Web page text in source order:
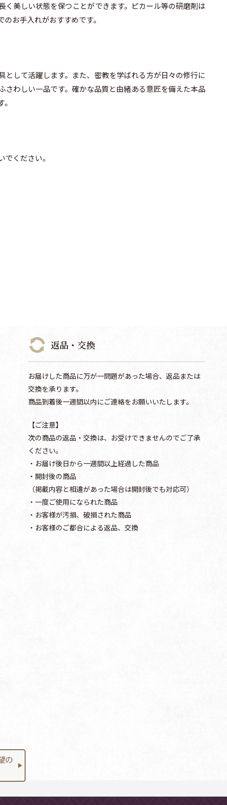
美しい状態を保つことができます。ピカール等の研磨剤は
お手入れがおすすめです。
して活躍します。また、密教を学ばれる方が日々の修行に
わしい一品です。確かな品質と由緒ある意匠を備えた本品
ください。
返品・交換
お届けした商品に万が一問題があった場合、返品または
交換を承ります。
商品到着後一週間以内にご連絡をお願いいたします。
【ご注意】
次の商品の返品・交換は、お受けできませんのでご了承
ください。
・お届け後日から一週間以上経過した商品
・開封後の商品
（掲載内容と相違があった場合は開封後でも対応可）
・一度ご使用になられた商品
・お客様が汚損、破損された商品
・お客様のご都合による返品、交換